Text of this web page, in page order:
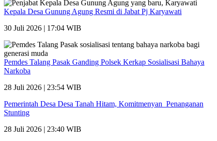
Kepala Desa Gunung Agung Resmi di Jabat Pj Karyawati
30 Juli 2026 | 17:04 WIB
Pemdes Talang Pasak Ganding Polsek Kerkap Sosialisasi Bahaya
Narkoba
28 Juli 2026 | 23:54 WIB
Pemerintah Desa Desa Tanah Hitam, Komitmenyan Penanganan
Stunting
28 Juli 2026 | 23:40 WIB